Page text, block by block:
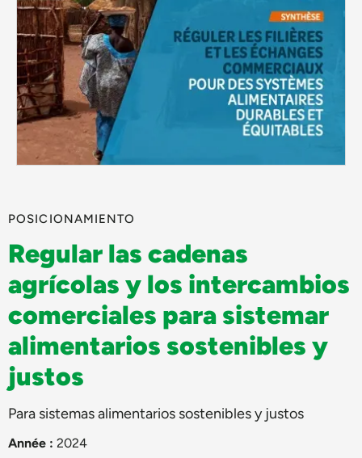
POSICIONAMIENTO
Regular las cadenas
agrícolas y los intercambios
comerciales para sistemar
alimentarios sostenibles y
justos
Para sistemas alimentarios sostenibles y justos
Année : 2024